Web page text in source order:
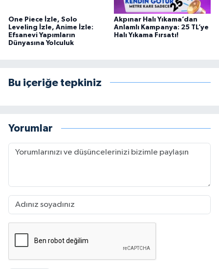
One Piece İzle, Solo
Leveling İzle, Anime İzle:
Efsanevi Yapımların
Dünyasına Yolculuk
Akpınar Halı Yıkama’dan
Anlamlı Kampanya: 25 TL’ye
Halı Yıkama Fırsatı!
Bu içeriğe tepkiniz
Yorumlar